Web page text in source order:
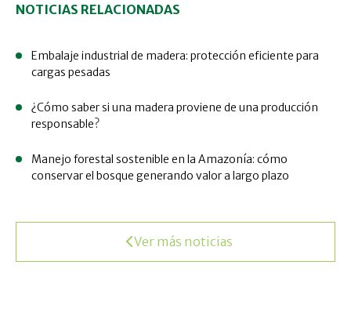
NOTICIAS RELACIONADAS
Embalaje industrial de madera: protección eficiente para
cargas pesadas
¿Cómo saber si una madera proviene de una producción
responsable?
Manejo forestal sostenible en la Amazonía: cómo
conservar el bosque generando valor a largo plazo
Ver más noticias